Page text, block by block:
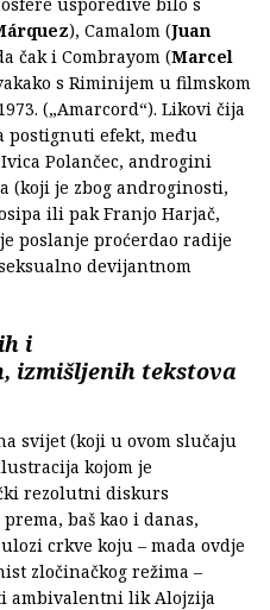
), Camalom (Juan
čak i Combrayom (Marcel
s Riminijem u filmskom
(„Amarcord“). Likovi čija
postignuti efekt, među
Polančec, androgini
(koji je zbog androginosti,
ili pak Franjo Harjač,
poslanje proćerdao radije
devijantnom
i
izmišljenih tekstova
svijet (koji u ovom slučaju
kojom je
rezolutni diskurs
baš kao i danas,
crkve koju – mada ovdje
zločinačkog režima –
ambivalentni lik Alojzija